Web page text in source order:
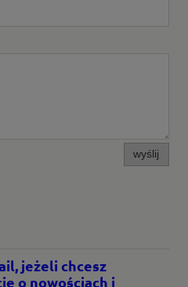
wyślij
jeżeli chcesz
o nowościach i